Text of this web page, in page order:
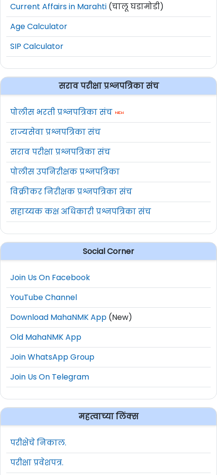
Current Affairs in Marahti (चालू घडामोडी)
Age Calculator
SIP Calculator
सराव परीक्षा प्रश्नपत्रिका संच
पोलीस भरती प्रश्नपत्रिका संच
राज्यसेवा प्रश्नपत्रिका संच
सराव परीक्षा प्रश्नपत्रिका संच
पोलीस उपनिरीक्षक प्रश्नपत्रिका
विक्रीकर निरीक्षक प्रश्नपत्रिका संच
सहाय्यक कक्ष अधिकारी प्रश्नपत्रिका संच
Social Corner
Join Us On Facebook
YouTube Channel
Download MahaNMK App (New)
Old MahaNMK App
Join WhatsApp Group
Join Us On Telegram
महत्वाच्या लिंक्स
परीक्षेचे निकाल.
परीक्षा प्रवेशपत्र.